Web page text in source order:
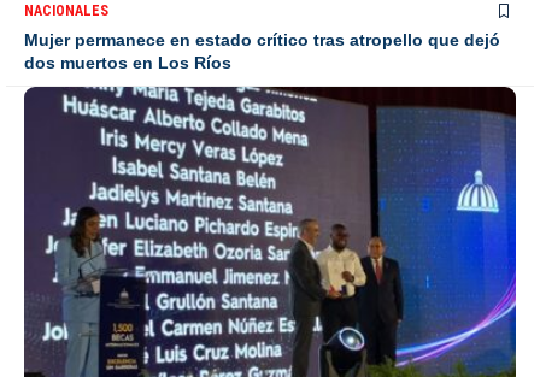
NACIONALES
Mujer permanece en estado crítico tras atropello que dejó
dos muertos en Los Ríos